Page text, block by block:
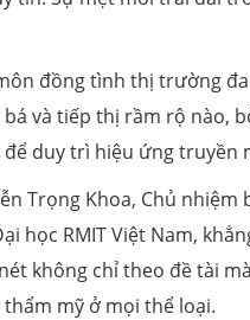
đồng tình thị trường
và tiếp thị rầm rộ nào,
duy trì hiệu ứng truyền
Trọng Khoa, Chủ
học RMIT Việt Nam,
không chỉ theo đề tài
thẩm mỹ ở mọi thể loại.